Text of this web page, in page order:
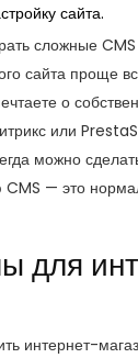
сайта.
сложные
сайта проще
о
или
можно
CMS — это
для
интернет-